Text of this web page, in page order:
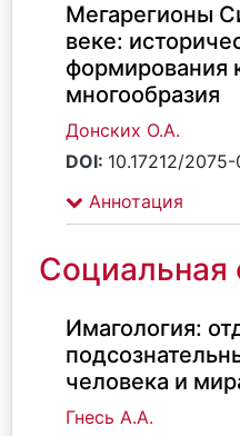
Мегарегионы
веке:
формирования
многообразия
Донских О.А.
DOI: 10.17212/
Аннотация
Социальная
Имагология:
человека и
Гнесь А.А.